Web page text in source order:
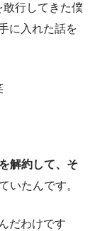
行してきた僕
に入れた話を
解約して、そ
いたんです。
だわけです